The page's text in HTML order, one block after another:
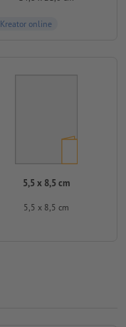
Kreator online
5,5 x 8,5 cm
5,5 x 8,5 cm